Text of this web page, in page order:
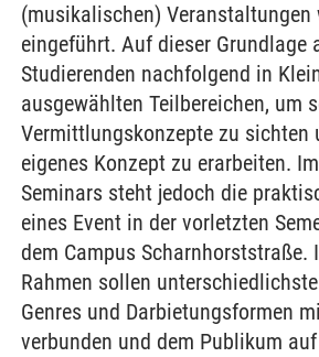
(musikalischen) Veranstaltungen
eingeführt. Auf dieser Grundlage
Studierenden nachfolgend in
ausgewählten Teilbereichen, um
Vermittlungskonzepte zu sichten
eigenes Konzept zu erarbeiten.
Seminars steht jedoch die
eines Event in der vorletzten
dem Campus Scharnhorststraße.
Rahmen sollen
Genres und Darbietungsformen
verbunden und dem Publikum